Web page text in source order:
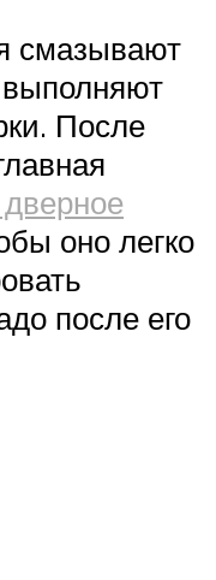
смазывают
После
оно легко
после его